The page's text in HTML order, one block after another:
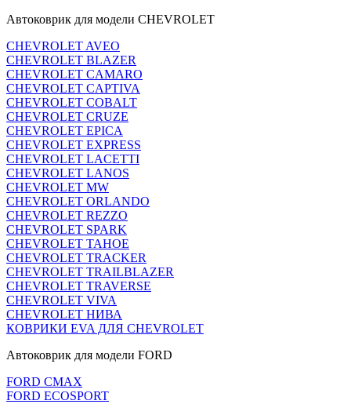
Автоковрик для модели CHEVROLET
CHEVROLET AVEO
CHEVROLET BLAZER
CHEVROLET CAMARO
CHEVROLET CAPTIVA
CHEVROLET COBALT
CHEVROLET CRUZE
CHEVROLET EPICA
CHEVROLET EXPRESS
CHEVROLET LACETTI
CHEVROLET LANOS
CHEVROLET MW
CHEVROLET ORLANDO
CHEVROLET REZZO
CHEVROLET SPARK
CHEVROLET TAHOE
CHEVROLET TRACKER
CHEVROLET TRAILBLAZER
CHEVROLET TRAVERSE
CHEVROLET VIVA
CHEVROLET НИВА
КОВРИКИ EVA ДЛЯ CHEVROLET
Автоковрик для модели FORD
FORD CMAX
FORD ECOSPORT